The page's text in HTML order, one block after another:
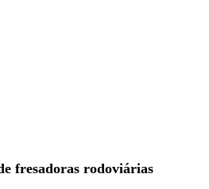
fresadoras rodoviárias